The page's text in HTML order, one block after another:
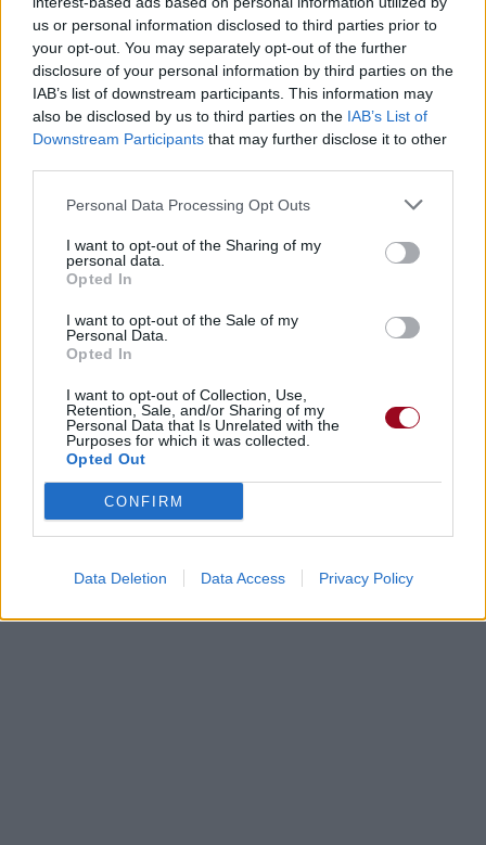
us or personal information disclosed to third parties prior to
your opt-out. You may separately opt-out of the further
disclosure of your personal information by third parties on the
IAB’s list of downstream participants. This information may
also be disclosed by us to third parties on the IAB’s List of
Downstream Participants that may further disclose it to other
Personal Data Processing Opt Outs
I want to opt-out of the Sharing of my
personal data.
Opted In
I want to opt-out of the Sale of my
Personal Data.
Opted In
I want to opt-out of Collection, Use,
Retention, Sale, and/or Sharing of my
Personal Data that Is Unrelated with the
Purposes for which it was collected.
Opted Out
CONFIRM
Data Deletion Data Access Privacy Policy
Concert/Live
Dire «merci» pour cette traduction